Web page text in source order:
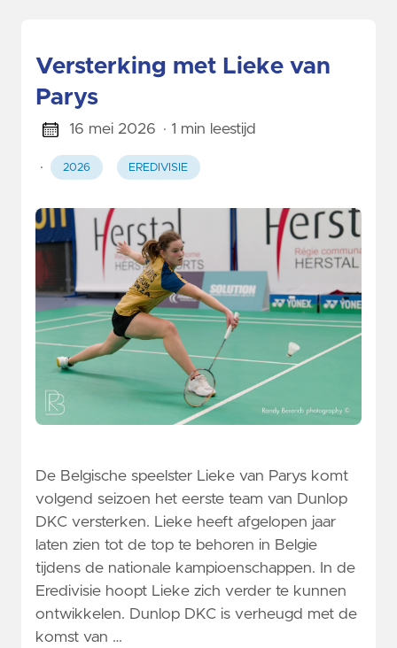
Versterking met Lieke van
Parys
16 mei 2026 · 1 min leestijd
· 2026 EREDIVISIE
De Belgische speelster Lieke van Parys komt
volgend seizoen het eerste team van Dunlop
DKC versterken. Lieke heeft afgelopen jaar
laten zien tot de top te behoren in Belgie
tijdens de nationale kampioenschappen. In de
Eredivisie hoopt Lieke zich verder te kunnen
ontwikkelen. Dunlop DKC is verheugd met de
komst van …